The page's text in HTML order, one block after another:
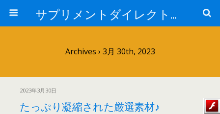
サプリメントダイレクトブログ
Archives › 3月 30th, 2023
2023年3月30日
たっぷり凝縮された厳選素材♪